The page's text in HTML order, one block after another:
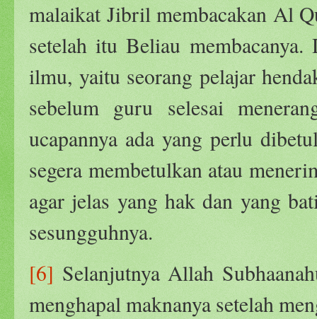
malaikat Jibril membacakan Al
setelah itu Beliau
ilmu, yaitu seorang pelajar
sebelum guru selesai
ucapannya ada yang perlu
segera membetulkan atau
agar jelas yang hak dan yang
sesungguhnya.
[6] Selanjutnya Allah
menghapal maknanya setelah